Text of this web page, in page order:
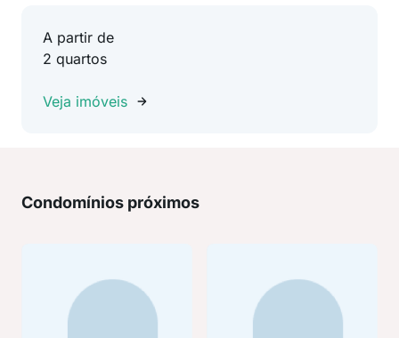
A partir de
2 quartos
Veja imóveis
Condomínios próximos